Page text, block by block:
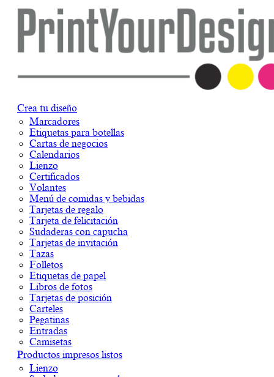
Crea tu diseño
Marcadores
Etiquetas para botellas
Cartas de negocios
Calendarios
Lienzo
Certificados
Volantes
Menú de comidas y bebidas
Tarjetas de regalo
Tarjeta de felicitación
Sudaderas con capucha
Tarjetas de invitación
Tazas
Folletos
Etiquetas de papel
Libros de fotos
Tarjetas de posición
Carteles
Pegatinas
Entradas
Camisetas
Productos impresos listos
Lienzo